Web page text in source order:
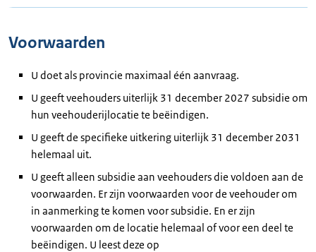
Voorwaarden
U doet als provincie maximaal één aanvraag.
U geeft veehouders uiterlijk 31 december 2027 subsidie om
hun veehouderijlocatie te beëindigen.
U geeft de specifieke uitkering uiterlijk 31 december 2031
helemaal uit.
U geeft alleen subsidie aan veehouders die voldoen aan de
voorwaarden. Er zijn voorwaarden voor de veehouder om
in aanmerking te komen voor subsidie. En er zijn
voorwaarden om de locatie helemaal of voor een deel te
beëindigen. U leest deze op